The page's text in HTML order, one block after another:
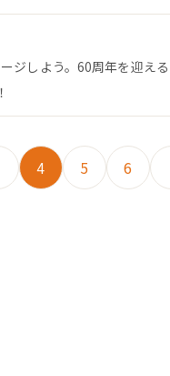
ジしよう。60周年を迎え
4 5 6